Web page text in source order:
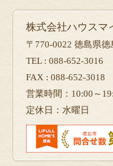
株式会社ハウスマ
〒770-0022 徳島県
TEL : 088-652-3016
FAX : 088-652-3018
営業時間：10:00～
定休日：水曜日